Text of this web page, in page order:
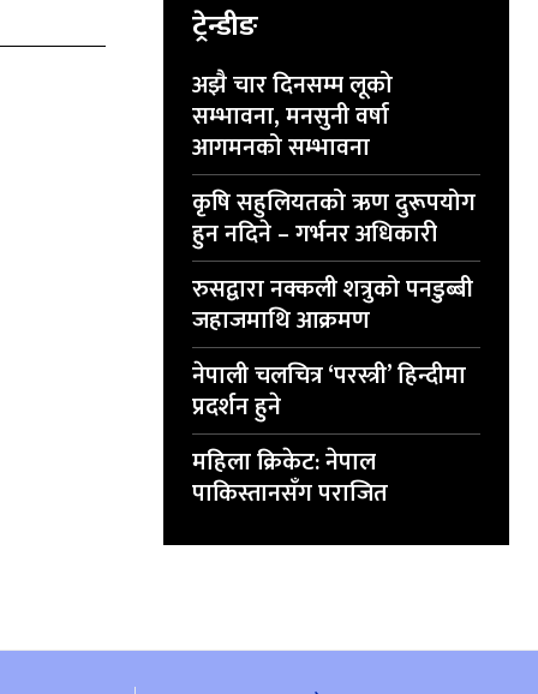
ट्रेन्डीङ
अझै चार दिनसम्म लूको
सम्भावना, मनसुनी वर्षा
आगमनको सम्भावना
कृषि सहुलियतको ऋण दुरूपयोग
हुन नदिने – गर्भनर अधिकारी
रुसद्वारा नक्कली शत्रुको पनडुब्बी
जहाजमाथि आक्रमण
नेपाली चलचित्र ‘परस्त्री’ हिन्दीमा
प्रदर्शन हुने
महिला क्रिकेट: नेपाल
पाकिस्तानसँग पराजित